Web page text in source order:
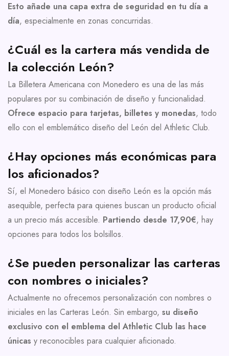
Esto añade una capa extra de seguridad en tu día a
día, especialmente en zonas concurridas.
¿Cuál es la cartera más vendida de
la colección León?
La Billetera Americana con Monedero es una de las más
populares por su combinación de diseño y funcionalidad.
Ofrece espacio para tarjetas, billetes y monedas, todo
ello con el emblemático diseño del León del Athletic Club.
¿Hay opciones más económicas para
los aficionados?
Sí, el Monedero básico con diseño León es la opción más
asequible, perfecta para quienes buscan un producto oficial
a un precio más accesible. Partiendo desde 17,90€, hay
opciones para todos los bolsillos.
¿Se pueden personalizar las carteras
con nombres o iniciales?
Actualmente no ofrecemos personalización con nombres o
iniciales en las Carteras León. Sin embargo, su diseño
exclusivo con el emblema del Athletic Club las hace
únicas y reconocibles para cualquier aficionado.